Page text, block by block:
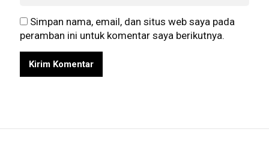
Simpan nama, email, dan situs web saya pada
peramban ini untuk komentar saya berikutnya.